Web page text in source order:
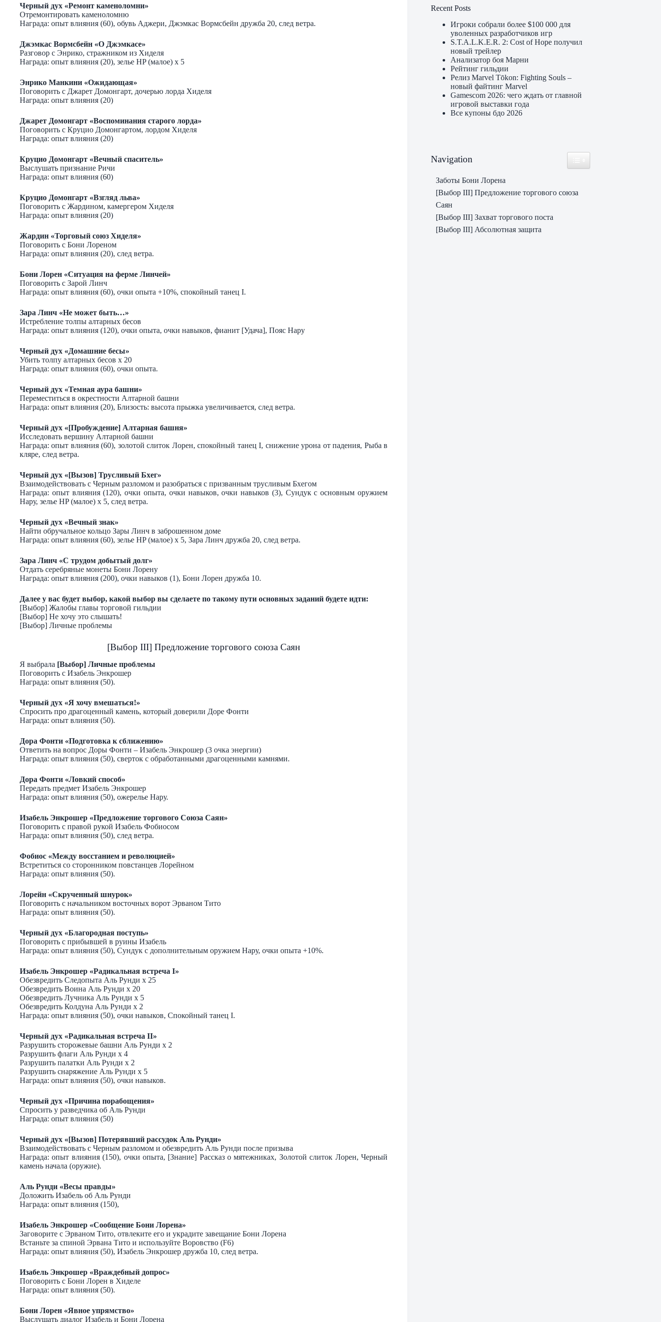
Черный дух «Ремонт каменоломни»
Отремонтировать каменоломню
Награда: опыт влияния (60), обувь Аджери, Джэмкас Вормсбейн дружба 20, след ветра.
Джэмкас Вормсбейн «О Джэмкасе»
Разговор с Энрико, стражником из Хиделя
Награда: опыт влияния (20), зелье HP (малое) х 5
Энрико Манкини «Ожидающая»
Поговорить с Джарет Домонгарт, дочерью лорда Хиделя
Награда: опыт влияния (20)
Джарет Домонгарт «Воспоминания старого лорда»
Поговорить с Круцио Домонгартом, лордом Хиделя
Награда: опыт влияния (20)
Круцио Домонгарт «Вечный спаситель»
Выслушать признание Ричи
Награда: опыт влияния (60)
Круцио Домонгарт «Взгляд льва»
Поговорить с Жардином, камергером Хиделя
Награда: опыт влияния (20)
Жардин «Торговый союз Хиделя»
Поговорить с Бони Лореном
Награда: опыт влияния (20), след ветра.
Бони Лорен «Ситуация на ферме Линчей»
Поговорить с Зарой Линч
Награда: опыт влияния (60), очки опыта +10%, спокойный танец I.
Зара Линч «Не может быть…»
Истребление толпы алтарных бесов
Награда: опыт влияния (120), очки опыта, очки навыков, фианит [Удача], Пояс Нару
Черный дух «Домашние бесы»
Убить толпу алтарных бесов х 20
Награда: опыт влияния (60), очки опыта.
Черный дух «Темная аура башни»
Переместиться в окрестности Алтарной башни
Награда: опыт влияния (20), Близость: высота прыжка увеличивается, след ветра.
Черный дух «[Пробуждение] Алтарная башня»
Исследовать вершину Алтарной башни
Награда: опыт влияния (60), золотой слиток Лорен, спокойный танец I, снижение урона от падения, Рыба в
кляре, след ветра.
Черный дух «[Вызов] Трусливый Бхег»
Взаимодействовать с Черным разломом и разобраться с призванным трусливым Бхегом
Награда: опыт влияния (120), очки опыта, очки навыков, очки навыков (3), Сундук с основным оружием
Нару, зелье HP (малое) х 5, след ветра.
Черный дух «Вечный знак»
Найти обручальное кольцо Зары Линч в заброшенном доме
Награда: опыт влияния (60), зелье HP (малое) х 5, Зара Линч дружба 20, след ветра.
Зара Линч «С трудом добытый долг»
Отдать серебряные монеты Бони Лорену
Награда: опыт влияния (200), очки навыков (1), Бони Лорен дружба 10.
Далее у вас будет выбор, какой выбор вы сделаете по такому пути основных заданий будете идти:
[Выбор] Жалобы главы торговой гильдии
[Выбор] Не хочу это слышать!
[Выбор] Личные проблемы
[Выбор III] Предложение торгового союза Саян
Я выбрала [Выбор] Личные проблемы
Поговорить с Изабель Энкрошер
Награда: опыт влияния (50).
Черный дух «Я хочу вмешаться!»
Спросить про драгоценный камень, который доверили Доре Фонти
Награда: опыт влияния (50).
Дора Фонти «Подготовка к сближению»
Ответить на вопрос Доры Фонти – Изабель Энкрошер (3 очка энергии)
Награда: опыт влияния (50), сверток с обработанными драгоценными камнями.
Дора Фонти «Ловкий способ»
Передать предмет Изабель Энкрошер
Награда: опыт влияния (50), ожерелье Нару.
Изабель Энкрошер «Предложение торгового Союза Саян»
Поговорить с правой рукой Изабель Фобиосом
Награда: опыт влияния (50), след ветра.
Фобиос «Между восстанием и революцией»
Встретиться со сторонником повстанцев Лорейном
Награда: опыт влияния (50).
Лорейн «Скрученный шнурок»
Поговорить с начальником восточных ворот Эрваном Тито
Награда: опыт влияния (50).
Черный дух «Благородная поступь»
Поговорить с прибывшей в руины Изабель
Награда: опыт влияния (50), Сундук с дополнительным оружием Нару, очки опыта +10%.
Изабель Энкрошер «Радикальная встреча I»
Обезвредить Следопыта Аль Рунди х 25
Обезвредить Воина Аль Рунди х 20
Обезвредить Лучника Аль Рунди х 5
Обезвредить Колдуна Аль Рунди х 2
Награда: опыт влияния (50), очки навыков, Спокойный танец I.
Черный дух «Радикальная встреча II»
Разрушить сторожевые башни Аль Рунди х 2
Разрушить флаги Аль Рунди х 4
Разрушить палатки Аль Рунди х 2
Разрушить снаряжение Аль Рунди х 5
Награда: опыт влияния (50), очки навыков.
Черный дух «Причина порабощения»
Спросить у разведчика об Аль Рунди
Награда: опыт влияния (50)
Черный дух «[Вызов] Потерявший рассудок Аль Рунди»
Взаимодействовать с Черным разломом и обезвредить Аль Рунди после призыва
Награда: опыт влияния (150), очки опыта, [Знание] Рассказ о мятежниках, Золотой слиток Лорен, Черный
камень начала (оружие).
Аль Рунди «Весы правды»
Доложить Изабель об Аль Рунди
Награда: опыт влияния (150),
Изабель Энкрошер «Сообщение Бони Лорена»
Заговорите с Эрваном Тито, отвлеките его и украдите завещание Бони Лорена
Встаньте за спиной Эрвана Тито и используйте Воровство (F6)
Награда: опыт влияния (50), Изабель Энкрошер дружба 10, след ветра.
Изабель Энкрошер «Враждебный допрос»
Поговорить с Бони Лорен в Хиделе
Награда: опыт влияния (50).
Бони Лорен «Явное упрямство»
Выслушать диалог Изабель и Бони Лорена
Recent Posts
Игроки собрали более $100 000 для
уволенных разработчиков игр
S.T.A.L.K.E.R. 2: Cost of Hope получил
новый трейлер
Анализатор боя Марни
Рейтинг гильдии
Релиз Marvel Tōkon: Fighting Souls –
новый файтинг Marvel
Gamescom 2026: чего ждать от главной
игровой выставки года
Все купоны бдо 2026
Navigation
Заботы Бони Лорена
[Выбор III] Предложение торгового союза
Саян
[Выбор III] Захват торгового поста
[Выбор III] Абсолютная защита